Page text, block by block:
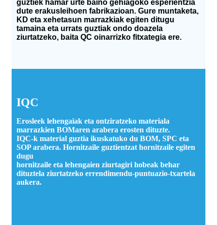
guztiek hamar urte baino gehiagoko esperientzia
dute erakusleihoen fabrikazioan. Gure muntaketa,
KD eta xehetasun marrazkiak egiten ditugu
tamaina eta urrats guztiak ondo doazela
ziurtatzeko, baita QC oinarrizko fitxategia ere.
IQC
Erosleek lehengaiak eta ontziratzeko materiala
marrazkien BOMaren arabera erosten dituzte.
IQC-k material guztia ikuskatuko du BOM, SPC eta
SOP arabera. Hornitzaile guztientzat hornitzaile egiten
dugu
hornitzaile eta lehengaien ziurtagiri hobeak behar
dituztela ziurtatzeko errendimendu-puntuazio-txartela
aukera.